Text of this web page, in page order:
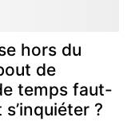
hors du
de
temps faut-
?